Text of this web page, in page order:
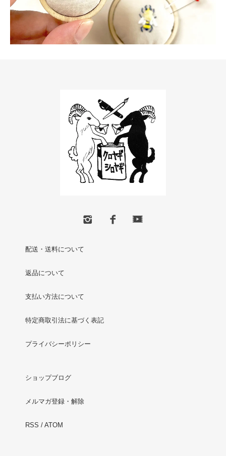
配送・送料について
返品について
支払い方法について
特定商取引法に基づく表記
プライバシーポリシー
ショップブログ
メルマガ登録・解除
RSS / ATOM